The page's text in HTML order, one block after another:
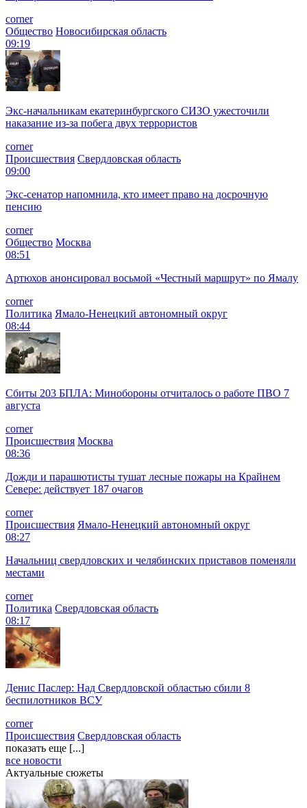
corner
Общество Новосибирская область
09:19
Экс-начальникам екатеринбургского СИЗО ужесточили
наказание из-за побега двух террористов
corner
Происшествия Свердловская область
09:00
Экс-сенатор напомнила, кто имеет право на досрочную
пенсию
corner
Общество Москва
08:51
Артюхов анонсировал восьмой «Честный маршрут» по Ямалу
corner
Политика Ямало-Ненецкий автономный округ
08:44
Сбиты 203 БПЛА: Минобороны отчиталось о работе ПВО 7
августа
corner
Происшествия Москва
08:36
Дожди и парашютисты тушат лесные пожары на Крайнем
Севере: действует 187 очагов
corner
Происшествия Ямало-Ненецкий автономный округ
08:27
Начальниц свердловских и челябинских приставов поменяли
местами
corner
Политика Свердловская область
08:17
Денис Паслер: Над Свердловской областью сбили 8
беспилотников ВСУ
corner
Происшествия Свердловская область
показать еще [...]
все новости
Актуальные сюжеты